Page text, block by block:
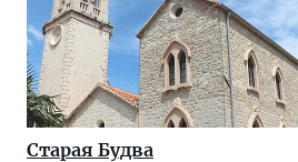
Старая Будва